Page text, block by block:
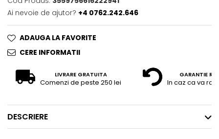
Ai nevoie de ajutor? +4 0762.242.646
ADAUGA LA FAVORITE
CERE INFORMATII
LIVRARE GRATUITA
Comenzi de peste 250 lei
GARANTIE
In caz ca va
DESCRIERE